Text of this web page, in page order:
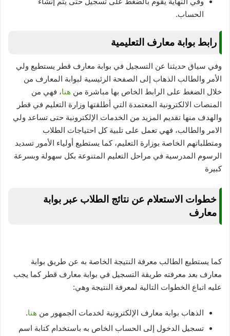
الحساب.
رابط بوابة معارف التعليمية
وفي سياق حديثنا عن التسجيل في بوابة معارف قطر يستطيع ولي
الأمر والطالب الذهاب إلى الصفحة الرئيسية لبوابة المعارف من
خلال الضغط على الرابط الخاص بها مباشرة من هنا، فهي من
المنصات الالكترونية المعتمدة التي أطلقتها وزارة التعليم في قطر
والهدف منها تقديم المزيد من الخدمات الإلكترونية حتى تساعد ولي
الامر والطالب، فهي تعمل على تلبية كل احتياجات الطلاب
ومتطلباتهم الخاصة بوزارة التعليم، كما يستطيع أولياء الأمور تسديد
الرسوم المدرسية في مراحل التعليم المتنوعة بكل سهولة وبسرعة
كبيرة
خطوات الاستعلام عن نتائج الطلاب عبر بوابة
معارف
كما يستطيع الطالب معرفة النتيجة الخاصة به عن طريق بوابة
معارف بعد معرفته طريقة التسجيل في بوابة معارف قطر كما يجب
عليه اتباع الخطوات التالية لمعرفة النتيجة وهي:
الذهاب بوابة معارف الإلكترونية لخدمات الجمهور من هنا.
تسجيل الدخول إلى الحساب الخاص به باستخدام كتابة اسم